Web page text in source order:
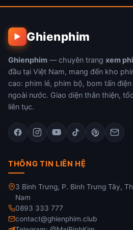
▶ Ghienphim
Ghienphim — chuyên trang xem
đầu tại Việt Nam, mang đến kho
cao: phim lẻ, phim bộ, bom tấn
ngoài nước. Giao diện thân thiện,
liên tục.
THÔNG TIN LIÊN HỆ
3 Bình Trưng, P. Bình Trưng Tây,
Nam
0893 333 777
contact@ghienphim.club